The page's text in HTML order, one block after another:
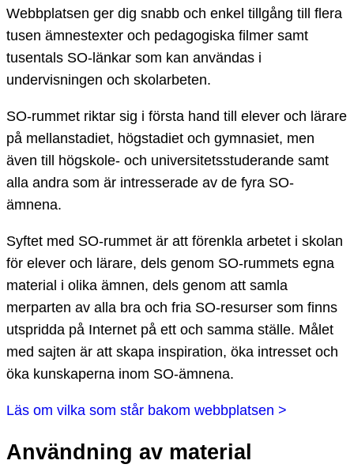
Webbplatsen ger dig snabb och enkel tillgång till flera
tusen ämnestexter och pedagogiska filmer samt
tusentals SO-länkar som kan användas i
undervisningen och skolarbeten.
SO-rummet riktar sig i första hand till elever och lärare
på mellanstadiet, högstadiet och gymnasiet, men
även till högskole- och universitetsstuderande samt
alla andra som är intresserade av de fyra SO-
ämnena.
Syftet med SO-rummet är att förenkla arbetet i skolan
för elever och lärare, dels genom SO-rummets egna
material i olika ämnen, dels genom att samla
merparten av alla bra och fria SO-resurser som finns
utspridda på Internet på ett och samma ställe. Målet
med sajten är att skapa inspiration, öka intresset och
öka kunskaperna inom SO-ämnena.
Läs om vilka som står bakom webbplatsen >
Användning av material